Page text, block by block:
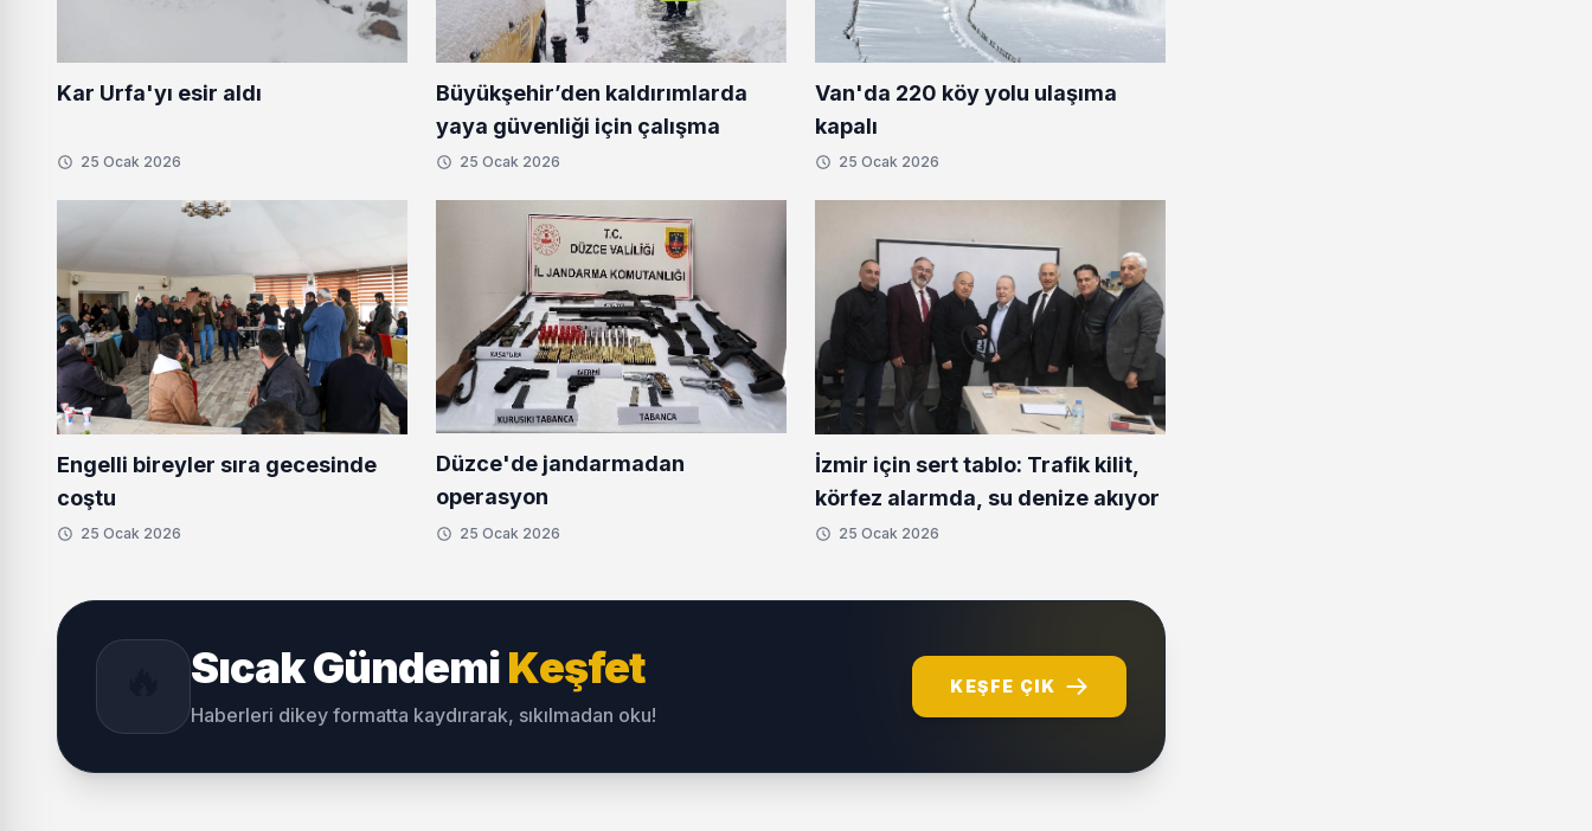
Kar Urfa'yı esir aldı
25 Ocak 2026
Büyükşehir’den kaldırımlarda
yaya güvenliği için çalışma
25 Ocak 2026
Van'da 220 köy yolu ulaşıma
kapalı
25 Ocak 2026
Engelli bireyler sıra gecesinde
coştu
25 Ocak 2026
Düzce'de jandarmadan
operasyon
25 Ocak 2026
İzmir için sert tablo: Trafik kilit,
körfez alarmda, su denize akıyor
25 Ocak 2026
Sıcak GündemiKeşfet
Haberleri dikey formatta kaydırarak, sıkılmadan oku!
KEŞFE ÇIK